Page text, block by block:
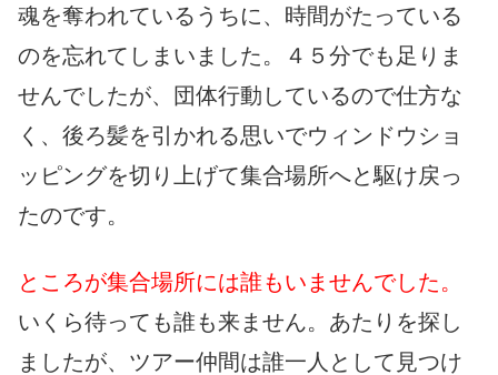
魂を奪われているうちに、時間がたっている
のを忘れてしまいました。４５分でも足りま
せんでしたが、団体行動しているので仕方な
く、後ろ髪を引かれる思いでウィンドウショ
ッピングを切り上げて集合場所へと駆け戻っ
たのです。
ところが集合場所には誰もいませんでした。
いくら待っても誰も来ません。あたりを探し
ましたが、ツアー仲間は誰一人として見つけ